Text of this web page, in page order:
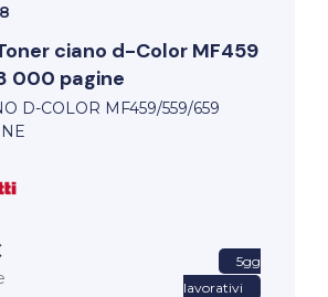
ciano d-Color MF459
000 pagine
D-COLOR MF459/559/659
5gg
lavorativi